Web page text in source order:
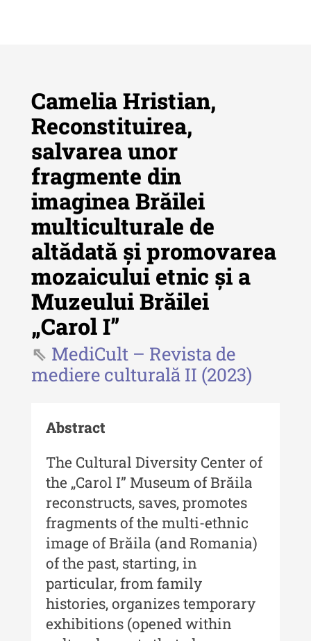
Revista "Cercetări istorice"
Revista "Cercetări istorice" - XLIV
- 2025
Revista "Cercetări istorice" - XLIII
- 2024
Revista "Cercetări istorice" - XLII -
2023
Indexul Complet
Buletinul ”Ioan Neculce” al Muzeului
de Istorie a Moldovei
XXIV / 2018
Buletinul ”Ioan Neculce” al
Muzeului de Istorie a Moldovei -
XXIII / 2017
Buletinul ”Ioan Neculce” al
Muzeului de Istorie a Moldovei -
XXII / 2016
Indexul Complet
Anuarul Muzeului Etnografic al
Moldovei
Camelia Hristian,
Reconstituirea,
salvarea unor
fragmente din
imaginea Brăilei
multiculturale de
altădată și promovarea
mozaicului etnic și a
Muzeului Brăilei
„Carol I”
MediCult – Revista de
mediere culturală II (2023)
Abstract
The Cultural Diversity Center of
the „Carol I” Museum of Brăila
reconstructs, saves, promotes
fragments of the multi-ethnic
image of Brăila (and Romania)
of the past, starting, in
particular, from family
histories, organizes temporary
exhibitions (opened within